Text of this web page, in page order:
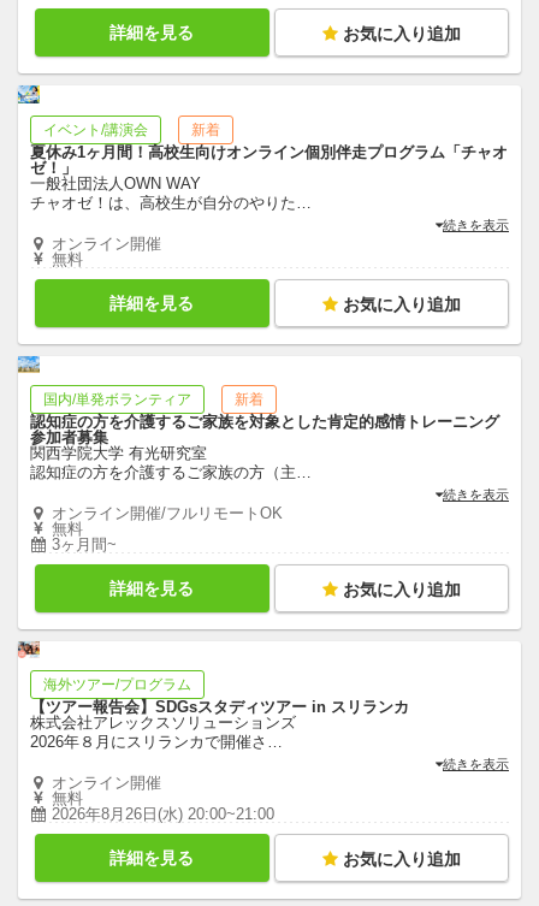
詳細を見る お気に入り追加
イベント/講演会 新着
夏休み1ヶ月間！高校生向けオンライン個別伴走プログラム「チャオ
ゼ！」
一般社団法人OWN WAY
チャオゼ！は、高校生が自分のやりた
続きを表示
オンライン開催
無料
詳細を見る お気に入り追加
国内/単発ボランティア 新着
認知症の方を介護するご家族を対象とした肯定的感情トレーニング
参加者募集
関西学院大学 有光研究室
認知症の方を介護するご家族の方（主
続きを表示
オンライン開催/フルリモートOK
無料
3ヶ月間~
詳細を見る お気に入り追加
海外ツアー/プログラム
【ツアー報告会】SDGsスタディツアー in スリランカ
株式会社アレックスソリューションズ
2026年８月にスリランカで開催さ
続きを表示
オンライン開催
無料
2026年8月26日(水) 20:00~21:00
詳細を見る お気に入り追加